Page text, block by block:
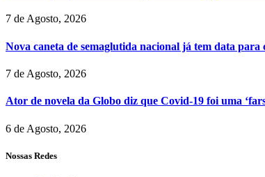
7 de Agosto, 2026
Nova caneta de semaglutida nacional já tem data para
7 de Agosto, 2026
Ator de novela da Globo diz que Covid-19 foi uma
6 de Agosto, 2026
Nossas Redes